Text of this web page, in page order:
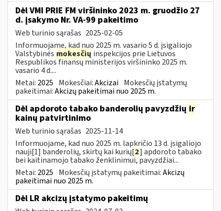
Dėl VMI PRIE FM viršininko 2023 m. gruodžio 27
d. įsakymo Nr. VA-99 pakeitimo
Web turinio sąrašas 2025-02-05
Informuojame, kad nuo 2025 m. vasario 5 d. įsigaliojo
Valstybinės mokesčių inspekcijos prie Lietuvos
Respublikos finansų ministerijos viršininko 2025 m.
vasario 4 d....
Metai: 2025 Mokesčiai:Akcizai Mokesčių įstatymų
pakeitimai:Akcizų pakeitimai nuo 2025 m.
Dėl apdoroto tabako banderolių pavyzdžių ir
kainų patvirtinimo
Web turinio sąrašas 2025-11-14
Informuojame, kad nuo 2025 m. lapkričio 13 d. įsigaliojo
nauji[1] banderolių, skirtų kai kurių[2] apdoroto tabako
bei kaitinamojo tabako ženklinimui, pavyzdžiai...
Metai: 2025 Mokesčių įstatymų pakeitimai:Akcizų
pakeitimai nuo 2025 m.
Dėl LR akcizų įstatymo pakeitimų